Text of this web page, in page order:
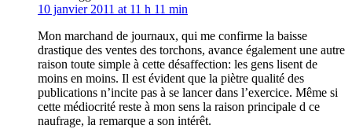
10 janvier 2011 at 11 h 11 min
Mon marchand de journaux, qui me confirme la baisse
drastique des ventes des torchons, avance également une autre
raison toute simple à cette désaffection: les gens lisent de
moins en moins. Il est évident que la piètre qualité des
publications n’incite pas à se lancer dans l’exercice. Même si
cette médiocrité reste à mon sens la raison principale d ce
naufrage, la remarque a son intérêt.